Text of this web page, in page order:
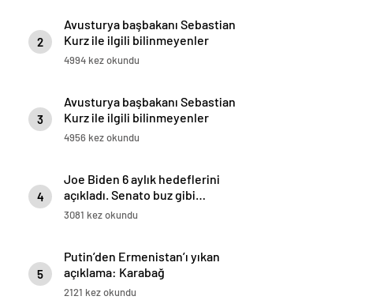
2
Avusturya başbakanı Sebastian
Kurz ile ilgili bilinmeyenler
4994 kez okundu
3
Avusturya başbakanı Sebastian
Kurz ile ilgili bilinmeyenler
4956 kez okundu
4
Joe Biden 6 aylık hedeflerini
açıkladı. Senato buz gibi…
3081 kez okundu
5
Putin’den Ermenistan’ı yıkan
açıklama: Karabağ
Azerbaycan’ın ayrılmaz bir
2121 kez okundu